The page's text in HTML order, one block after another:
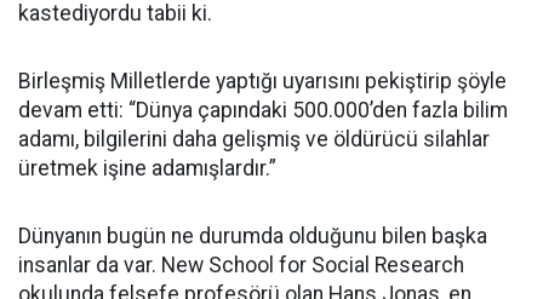
kastediyordu tabii ki.
Birleşmiş Milletlerde yaptığı uyarısını pekiştirip şöyle
devam etti: “Dünya çapındaki 500.000’den fazla bilim
adamı, bilgilerini daha gelişmiş ve öldürücü silahlar
üretmek işine adamışlardır.”
Dünyanın bugün ne durumda olduğunu bilen başka
insanlar da var. New School for Social Research
okulunda felsefe profesörü olan Hans Jonas, en